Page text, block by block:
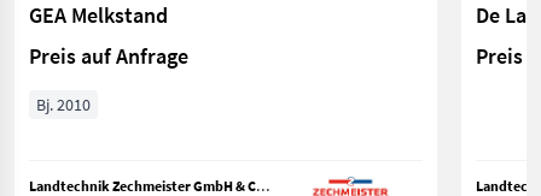
GEA Melkstand
Preis auf Anfrage
Bj. 2010
Landtechnik Zechmeister GmbH & Co KG
De
Preis